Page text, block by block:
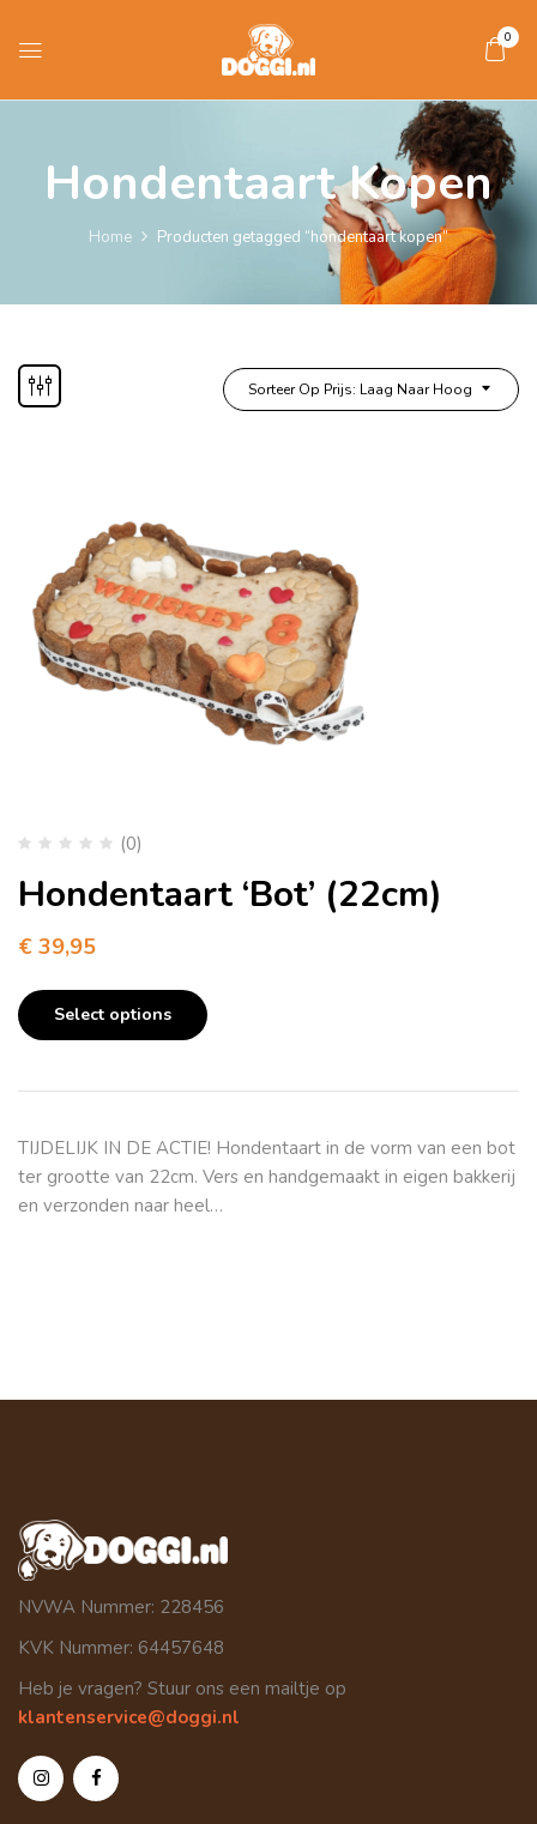
0
Hondentaart Kopen
Home Producten getagged “hondentaart kopen”
Sorteer Op Prijs: Laag Naar Hoog
(0)
Hondentaart ‘Bot’ (22cm)
€ 39,95
Select options
TIJDELIJK IN DE ACTIE! Hondentaart in de vorm van een bot
ter grootte van 22cm. Vers en handgemaakt in eigen bakkerij
en verzonden naar heel…
NVWA Nummer: 228456
KVK Nummer: 64457648
Heb je vragen? Stuur ons een mailtje op
klantenservice@doggi.nl